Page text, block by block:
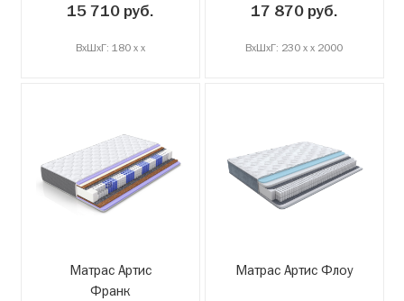
15 710 руб.
ВxШxГ: 180 x x
17 870 руб.
ВxШxГ: 230 x x 2000
Матрас Артис
Франк
Матрас Артис Флоу